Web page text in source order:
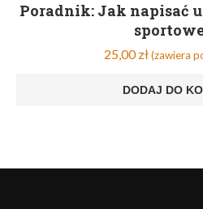
Poradnik: Jak napisać
25,00zł(zawiera
DODAJ DO